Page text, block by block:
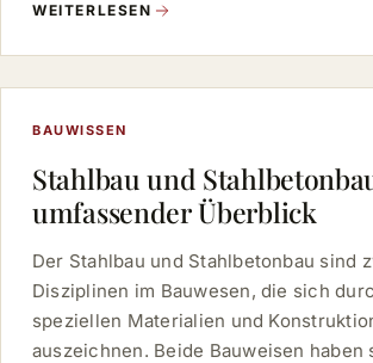
WEITERLESEN
BAUWISSEN
Stahlbau und
umfassender Überblick
Der Stahlbau und Stahlbetonbau sind
Disziplinen im Bauwesen, die sich
speziellen Materialien und
auszeichnen. Beide Bauweisen haben